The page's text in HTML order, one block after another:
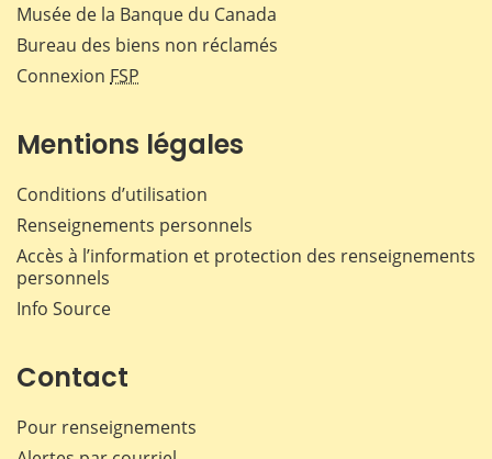
Musée de la Banque du Canada
Bureau des biens non réclamés
Connexion FSP
Mentions légales
Conditions d’utilisation
Renseignements personnels
Accès à l’information et protection des renseignements
personnels
Info Source
Contact
Pour renseignements